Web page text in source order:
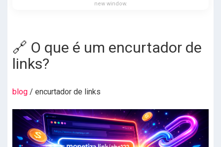
new window.
🔗 O que é um encurtador de
links?
blog / encurtador de links